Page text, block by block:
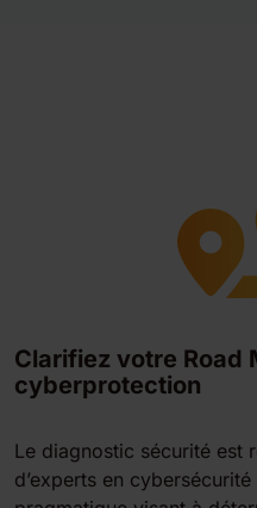
Clarifiez votre Road
cyberprotection
Le diagnostic sécurité est
d’experts en